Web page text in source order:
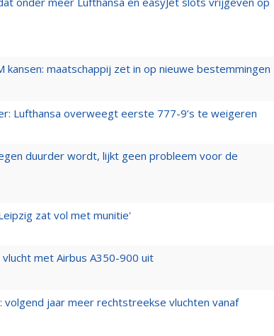
kansen: maatschappij zet in op nieuwe bestemmingen
Lufthansa overweegt eerste 777-9’s te weigeren
duurder wordt, lijkt geen probleem voor de
zat vol met munitie'
met Airbus A350-900 uit
volgend jaar meer rechtstreekse vluchten vanaf